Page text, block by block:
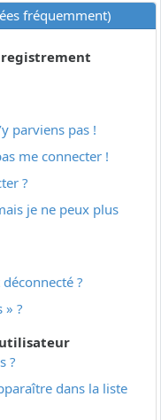
fréquemment)
parviens pas !
me connecter !
?
je ne peux plus
?
» ?
?
dans la liste